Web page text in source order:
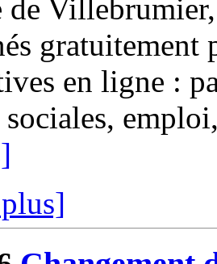
de
gratuitement
en ligne :